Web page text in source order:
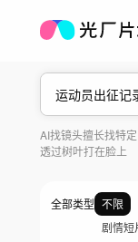
AI找镜头擅长找特
透过树叶打在脸上
全部类型 不限
剧情短